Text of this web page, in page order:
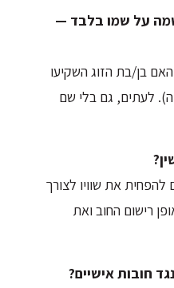
על שמו בלבד —
בן/בת הזוג השקיעו
לעתים, גם בלי שם
להפחית את שוויו לצורך
רישום החוב ואת
חובות אישיים?